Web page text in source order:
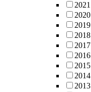
2021
2020
2019
2018
2017
2016
2015
2014
2013